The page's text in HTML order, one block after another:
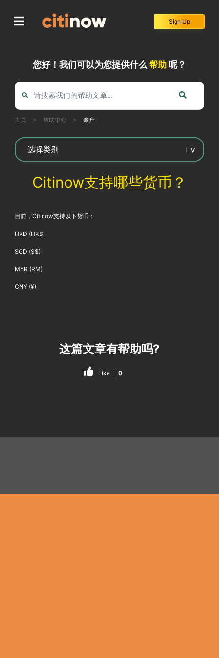
content
Sign Up
您好！我们可以为您提供什么 帮助呢？
主页 > 帮助中心 > 账户
Citinow支持哪些货币？
目前，Citinow支持以下货币：
HKD (HK$)
SGD (S$)
MYR (RM)
CNY (¥)
这篇文章有帮助吗?
Like 0